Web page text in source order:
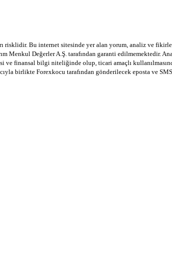
risklidir. Bu internet sitesinde yer alan yorum, analiz ve
Menkul Değerler A.Ş. tarafından garanti edilmemektedir.
ve finansal bilgi niteliğinde olup, ticari amaçlı
birlikte Forexkocu tarafından gönderilecek eposta ve